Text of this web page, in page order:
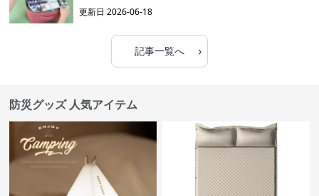
更新日2026-06-18
記事一覧へ ›
防災グッズ 人気アイテム